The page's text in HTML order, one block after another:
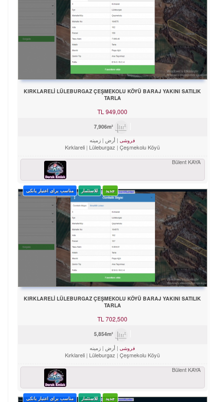
KIRKLARELİ LÜLEBURGAZ ÇEŞMEKOLU KÖYÜ BARAJ YAKINI SATILIK
TARLA
TL 949,000
فروشی أرض
زمینه
Kırklareli
Lüleburgaz
Çeşmekolu Köyü
Bülent KAYA
جدید للاستثمار مناسب برای اعتبار بانکی
KIRKLARELİ LÜLEBURGAZ ÇEŞMEKOLU KÖYÜ BARAJ YAKINI SATILIK
TARLA
TL 702,500
فروشی أرض
زمینه
Kırklareli
Lüleburgaz
Çeşmekolu Köyü
Bülent KAYA
جدید للاستثمار مناسب برای اعتبار بانکی